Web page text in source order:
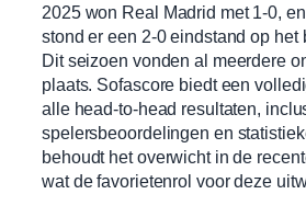
2025 won Real Madrid met 1-0,
stond er een 2-0 eindstand op het
Dit seizoen vonden al meerdere
plaats. Sofascore biedt een
alle head-to-head resultaten,
spelersbeoordelingen en
behoudt het overwicht in de
wat de favorietenrol voor deze